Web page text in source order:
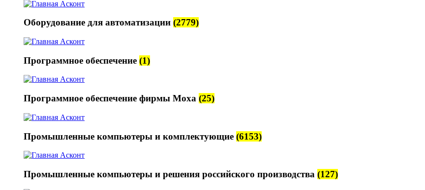
Оборудование для автоматизации (2779)
Программное обеспечение (1)
Программное обеспечение фирмы Moxa (25)
Промышленные компьютеры и комплектующие (6153)
Промышленные компьютеры и решения российского производства (127)